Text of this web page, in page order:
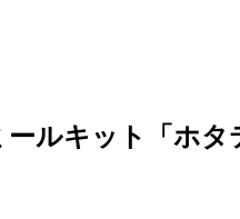
ルキット「ホタ